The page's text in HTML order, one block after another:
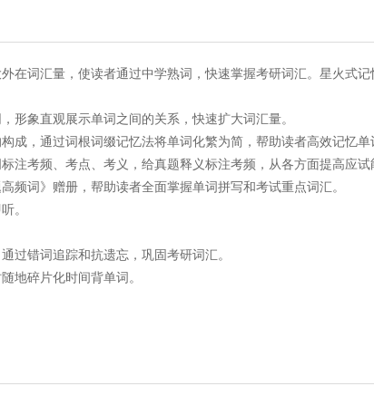
在词汇量，使读者通过中学熟词，快速掌握考研词汇。星火式
，形象直观展示单词之间的关系，快速扩大词汇量。
成，通过词根词缀记忆法将单词化繁为简，帮助读者高效记忆单
注考频、考点、考义，给真题释义标注考频，从各方面提高应试
频词》赠册，帮助读者全面掌握单词拼写和考试重点词汇。
。
。
过错词追踪和抗遗忘，巩固考研词汇。
地碎片化时间背单词。